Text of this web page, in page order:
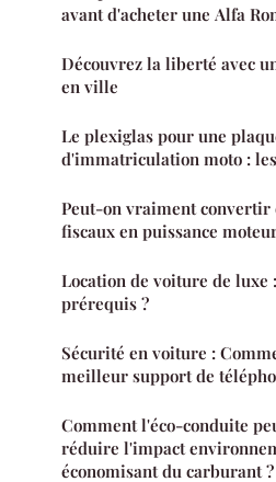
avant d'acheter une Alfa
Découvrez la liberté avec
en ville
Le plexiglas pour une
d'immatriculation moto :
Peut-on vraiment convertir
fiscaux en puissance
Location de voiture de luxe
prérequis ?
Sécurité en voiture :
meilleur support de
Comment l'éco-conduite
réduire l'impact
économisant du carburant ?